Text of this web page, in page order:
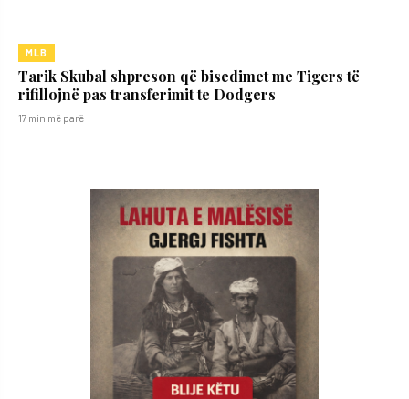
MLB
Tarik Skubal shpreson që bisedimet me Tigers të
rifillojnë pas transferimit te Dodgers
17 min më parë